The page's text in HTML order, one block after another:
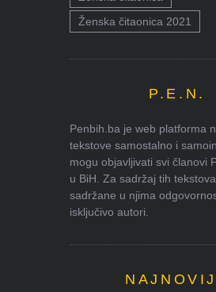
Ženska čitaonica 2021
P.E.N.
Penbih.ba je web platforma
tekstove samostalno i
mogu objavljivati svi članovi
u BiH. Za sadržaj tih
sadržane u njima
isključivo autori.